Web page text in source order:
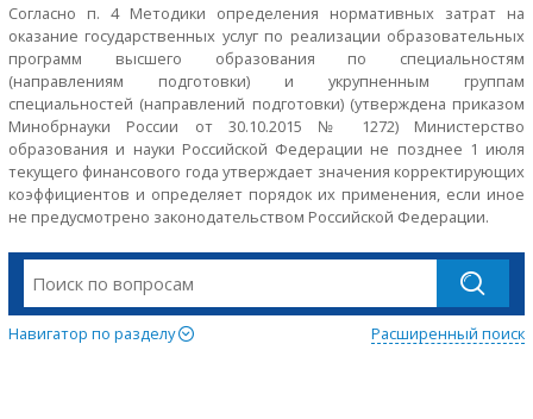
Согласно п. 4 Методики определения нормативных затрат на
оказание государственных услуг по реализации образовательных
программ высшего образования по специальностям
(направлениям подготовки) и укрупненным группам
специальностей (направлений подготовки) (утверждена приказом
Минобрнауки России от 30.10.2015 № 1272) Министерство
образования и науки Российской Федерации не позднее 1 июля
текущего финансового года утверждает значения корректирующих
коэффициентов и определяет порядок их применения, если иное
не предусмотрено законодательством Российской Федерации.
Навигатор по разделу Расширенный поиск